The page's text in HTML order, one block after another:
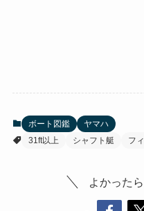
ボート図鑑
ヤマハ
31ft以上
シャフト艇 フ
よかった